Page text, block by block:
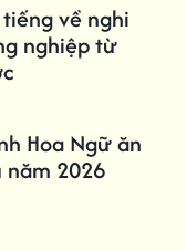
về nghi
nghiệp từ
Hoa Ngữ ăn
năm 2026